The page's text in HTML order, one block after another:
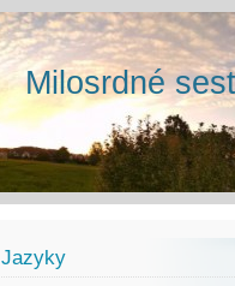
Milosrdné
Jazyky